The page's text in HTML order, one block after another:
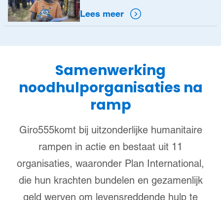
Lees meer
Samenwerking
noodhulporganisaties na
ramp
Giro555komt bij uitzonderlijke humanitaire
rampen in actie en bestaat uit 11
organisaties, waaronder Plan International,
die hun krachten bundelen en gezamenlijk
geld werven om levensreddende hulp te